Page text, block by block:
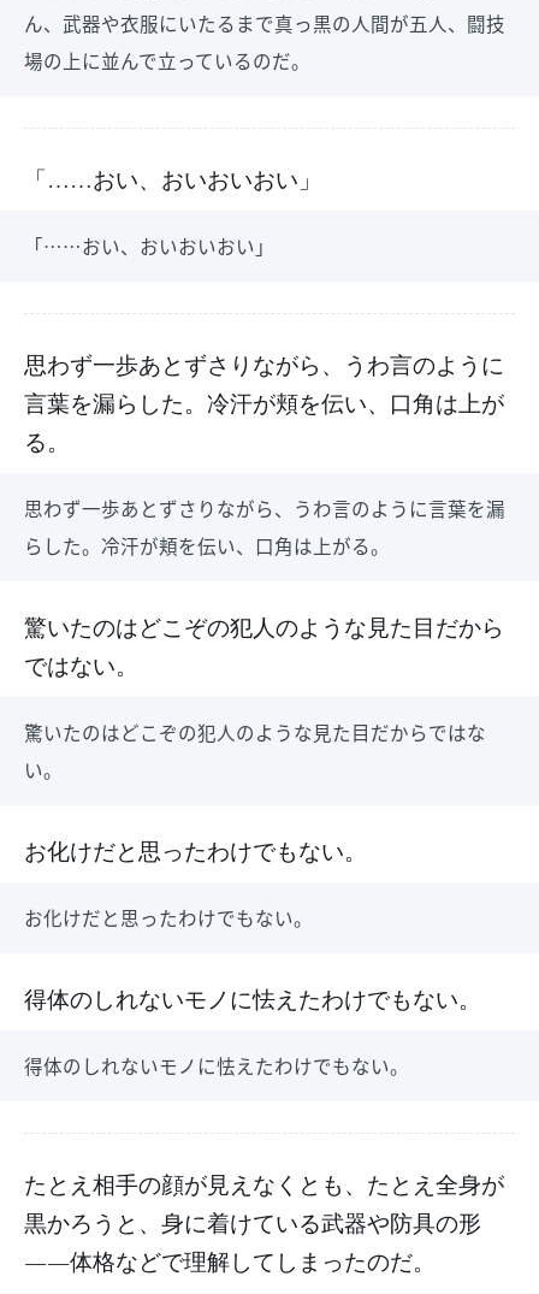
ん、武器や衣服にいたるまで真っ黒の人間が五人、闘技
場の上に並んで立っているのだ。
「……おい、おいおいおい」
「……おい、おいおいおい」
思わず一歩あとずさりながら、うわ言のように
言葉を漏らした。冷汗が頬を伝い、口角は上が
る。
思わず一歩あとずさりながら、うわ言のように言葉を漏
らした。冷汗が頬を伝い、口角は上がる。
驚いたのはどこぞの犯人のような見た目だから
ではない。
驚いたのはどこぞの犯人のような見た目だからではな
い。
お化けだと思ったわけでもない。
お化けだと思ったわけでもない。
得体のしれないモノに怯えたわけでもない。
得体のしれないモノに怯えたわけでもない。
たとえ相手の顔が見えなくとも、たとえ全身が
黒かろうと、身に着けている武器や防具の形
――体格などで理解してしまったのだ。